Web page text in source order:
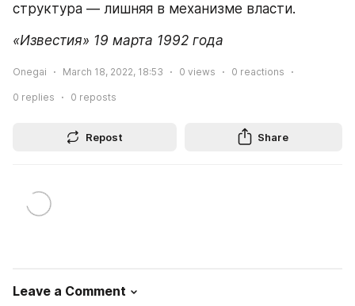
структура — лишняя в механизме власти.
«Известия» 19 марта 1992 года
Onegai March 18, 2022, 18:53 0 views 0 reactions
0 replies 0 reposts
Repost Share
Leave a Comment